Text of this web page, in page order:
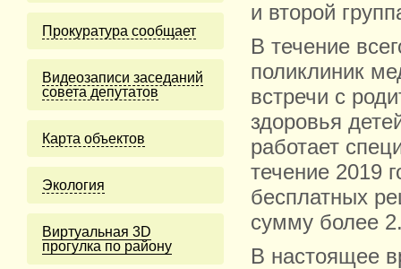
Прокуратура сообщает
Видеозаписи заседаний
совета депутатов
Карта объектов
Экология
Виртуальная 3D
прогулка по району
и второй
В течение
поликлиник
встречи с
здоровья
работает
течение 2019
бесплатных
сумму более
В настоящее